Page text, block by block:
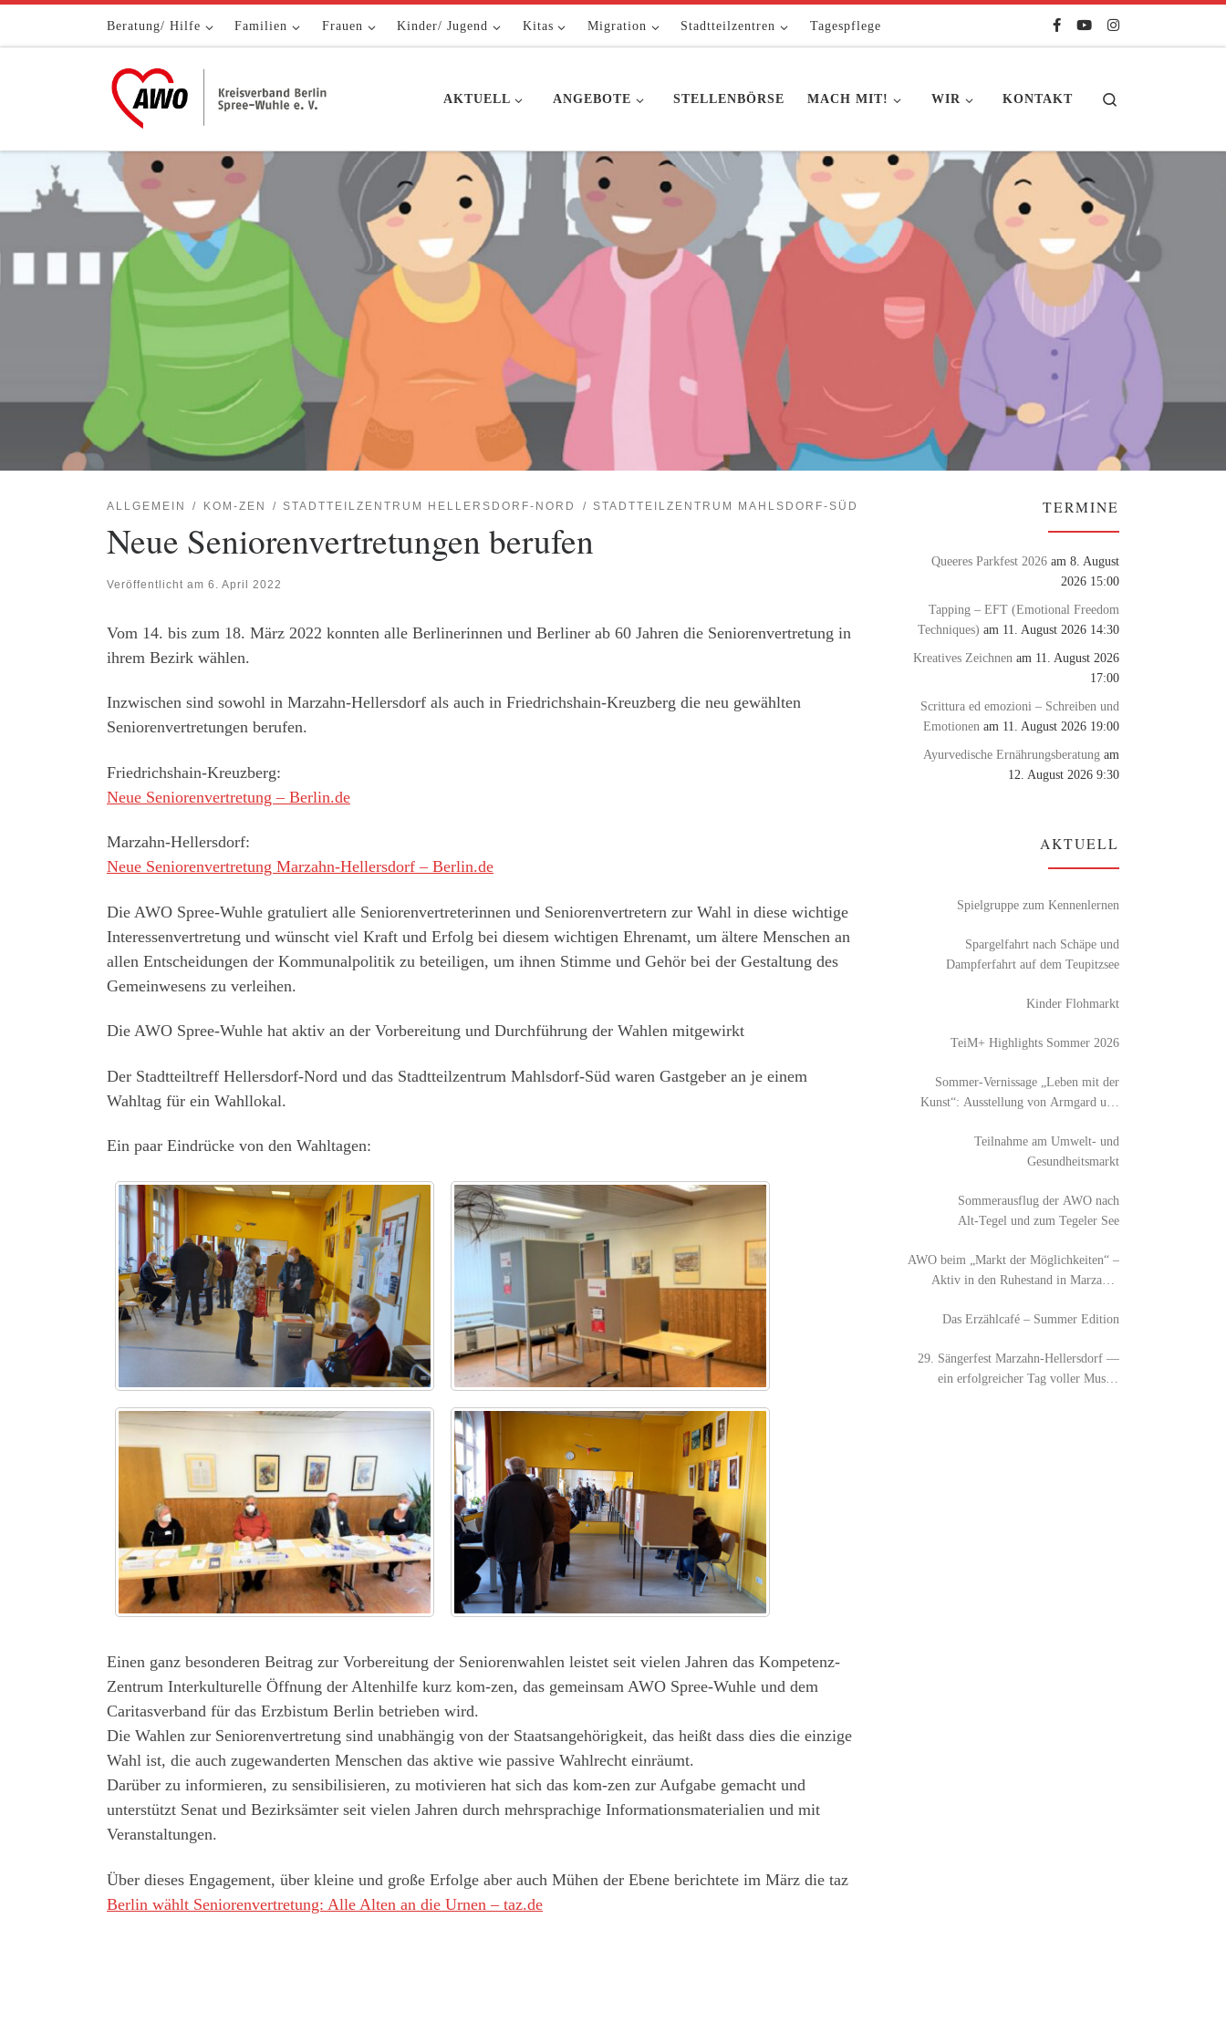
Zum Inhalt springenBeratung/ Hilfe Familien Frauen Kinder/ Jugend Kitas Migration Stadtteilzentren Tagespflege
AKTUELL ANGEBOTE STELLENBÖRSE MACH MIT! WIR KONTAKT
ALLGEMEIN KOM-ZEN STADTTEILZENTRUM HELLERSDORF-NORD STADTTEILZENTRUM MAHLSDORF-SÜD
Neue Seniorenvertretungen berufen
Veröffentlicht am 6. April 2022
Vom 14. bis zum 18. März 2022 konnten alle Berlinerinnen und Berliner ab 60 Jahren die Seniorenvertretung in
ihrem Bezirk wählen.
Inzwischen sind sowohl in Marzahn-Hellersdorf als auch in Friedrichshain-Kreuzberg die neu gewählten
Seniorenvertretungen berufen.
Friedrichshain-Kreuzberg:
Neue Seniorenvertretung – Berlin.de
Marzahn-Hellersdorf:
Neue Seniorenvertretung Marzahn-Hellersdorf – Berlin.de
Die AWO Spree-Wuhle gratuliert alle Seniorenvertreterinnen und Seniorenvertretern zur Wahl in diese wichtige
Interessenvertretung und wünscht viel Kraft und Erfolg bei diesem wichtigen Ehrenamt, um ältere Menschen an
allen Entscheidungen der Kommunalpolitik zu beteiligen, um ihnen Stimme und Gehör bei der Gestaltung des
Gemeinwesens zu verleihen.
Die AWO Spree-Wuhle hat aktiv an der Vorbereitung und Durchführung der Wahlen mitgewirkt
Der Stadtteiltreff Hellersdorf-Nord und das Stadtteilzentrum Mahlsdorf-Süd waren Gastgeber an je einem
Wahltag für ein Wahllokal.
Ein paar Eindrücke von den Wahltagen:
Einen ganz besonderen Beitrag zur Vorbereitung der Seniorenwahlen leistet seit vielen Jahren das Kompetenz-
Zentrum Interkulturelle Öffnung der Altenhilfe kurz kom-zen, das gemeinsam AWO Spree-Wuhle und dem
Caritasverband für das Erzbistum Berlin betrieben wird.
Die Wahlen zur Seniorenvertretung sind unabhängig von der Staatsangehörigkeit, das heißt dass dies die einzige
Wahl ist, die auch zugewanderten Menschen das aktive wie passive Wahlrecht einräumt.
Darüber zu informieren, zu sensibilisieren, zu motivieren hat sich das kom-zen zur Aufgabe gemacht und
unterstützt Senat und Bezirksämter seit vielen Jahren durch mehrsprachige Informationsmaterialien und mit
Veranstaltungen.
Über dieses Engagement, über kleine und große Erfolge aber auch Mühen der Ebene berichtete im März die taz
Berlin wählt Seniorenvertretung: Alle Alten an die Urnen – taz.de
TERMINE
Queeres Parkfest 2026 am 8. August
2026 15:00
Tapping – EFT (Emotional Freedom
Techniques) am 11. August 2026 14:30
Kreatives Zeichnen am 11. August 2026
17:00
Scrittura ed emozioni – Schreiben und
Emotionen am 11. August 2026 19:00
Ayurvedische Ernährungsberatung am
12. August 2026 9:30
AKTUELL
Spielgruppe zum Kennenlernen
Spargelfahrt nach Schäpe und
Dampferfahrt auf dem Teupitzsee
Kinder Flohmarkt
TeiM+ Highlights Sommer 2026
Sommer-Vernissage „Leben mit der
Kunst“: Ausstellung von Armgard und
Teilnahme am Umwelt- und
Gesundheitsmarkt
Sommerausflug der AWO nach
Alt‑Tegel und zum Tegeler See
AWO beim „Markt der Möglichkeiten“ –
Aktiv in den Ruhestand in Marzahn-
Das Erzählcafé – Summer Edition
29. Sängerfest Marzahn-Hellersdorf —
ein erfolgreicher Tag voller Musik,